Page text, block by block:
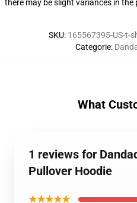
there may be slight variances in the
SKU: 165567395-US-t-
Categorie:
What
1 reviews for
Pullover Hoodie
★★★★★